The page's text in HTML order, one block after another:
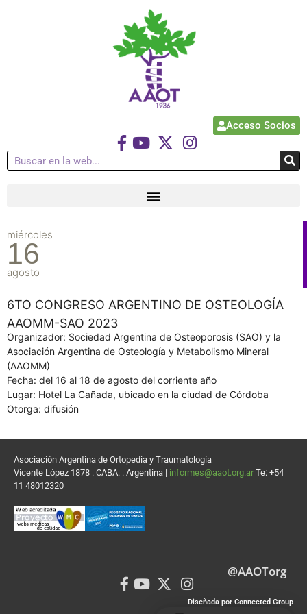
Acceso Socios
miércoles
16
agosto
6TO CONGRESO ARGENTINO DE OSTEOLOGÍA
AAOMM-SAO 2023
Organizador: Sociedad Argentina de Osteoporosis (SAO) y la
Asociación Argentina de Osteología y Metabolismo Mineral
(AAOMM)
Fecha: del 16 al 18 de agosto del corriente año
Lugar: Hotel La Cañada, ubicado en la ciudad de Córdoba
Otorga: difusión
Asociación Argentina de Ortopedia y Traumatología
Vicente López 1878 . CABA. . Argentina | informes@aaot.org.ar Te: +54
11 48012320
@AAOTorg
Diseñada por Connected Group